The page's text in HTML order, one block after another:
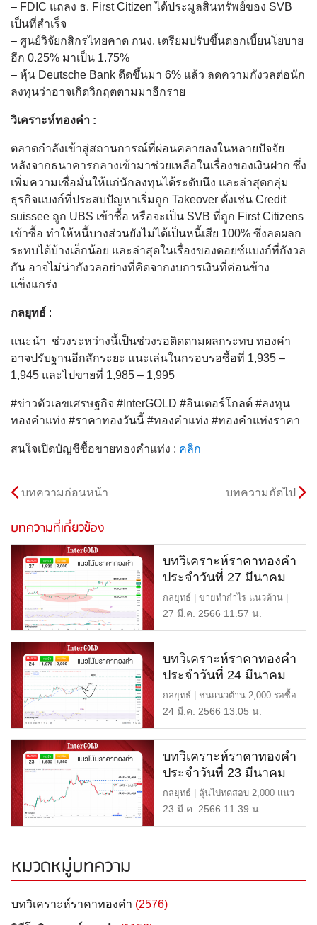
– FDIC แถลง ธ. First Citizen ได้ประมูลสินทรัพย์ของ SVB
เป็นที่สำเร็จ
– ศูนย์วิจัยกสิกรไทยคาด กนง. เตรียมปรับขึ้นดอกเบี้ยนโยบาย
อีก 0.25% มาเป็น 1.75%
– หุ้น Deutsche Bank ดีดขึ้นมา 6% แล้ว ลดความกังวลต่อนัก
ลงทุนว่าอาจเกิดวิกฤตตามมาอีกราย
วิเคราะห์ทองคำ :
ตลาดกำลังเข้าสู่สถานการณ์ที่ผ่อนคลายลงในหลายปัจจัย
หลังจากธนาคารกลางเข้ามาช่วยเหลือในเรื่องของเงินฝาก ซึ่ง
เพิ่มความเชื่อมั่นให้แก่นักลงทุนได้ระดับนึง และล่าสุดกลุ่ม
ธุรกิจแบงก์ที่ประสบปัญหาเริ่มถูก Takeover ดั่งเช่น Credit
suissee ถูก UBS เข้าซื้อ หรือจะเป็น SVB ที่ถูก First Citizens
เข้าซื้อ ทำให้หนี้บางส่วนยังไม่ได้เป็นหนี้เสีย 100% ซึ่งลดผลก
ระทบได้บ้างเล็กน้อย และล่าสุดในเรื่องของดอยซ์แบงก์ที่กังวล
กัน อาจไม่น่ากังวลอย่างที่คิดจากงบการเงินที่ค่อนข้าง
แข็งแกร่ง
กลยุทธ์ :
แนะนำ ช่วงระหว่างนี้เป็นช่วงรอติดตามผลกระทบ ทองคำ
อาจปรับฐานอีกสักระยะ แนะเล่นในกรอบรอซื้อที่ 1,935 –
1,945 และไปขายที่ 1,985 – 1,995
#ข่าวตัวเลขเศรษฐกิจ #InterGOLD #อินเตอร์โกลด์ #ลงทุน
ทองคำแท่ง #ราคาทองวันนี้ #ทองคำแท่ง #ทองคำแท่งราคา
สนใจเปิดบัญชีซื้อขายทองคำแท่ง : คลิก
บทความก่อนหน้า บทความถัดไป
บทความที่เกี่ยวข้อง
บทวิเคราะห์ราคาทองคำ
ประจำวันที่ 27 มีนาคม
2566
กลยุทธ์ | ขายทำกำไร แนวต้าน |
2,000 หรือ 32,250 บาท แนว […]
27 มี.ค. 2566 11.57 น.
บทวิเคราะห์ราคาทองคำ
ประจำวันที่ 24 มีนาคม
2566
กลยุทธ์ | ชนแนวต้าน 2,000 รอซื้อ
1,970 แนวต้าน | 2,000 […]
24 มี.ค. 2566 13.05 น.
บทวิเคราะห์ราคาทองคำ
ประจำวันที่ 23 มีนาคม
2566
กลยุทธ์ | ลุ้นไปทดสอบ 2,000 แนว
ต้าน | 1,985 หรือ 32,000 […]
23 มี.ค. 2566 11.39 น.
หมวดหมู่บทความ
บทวิเคราะห์ราคาทองคำ (2576)